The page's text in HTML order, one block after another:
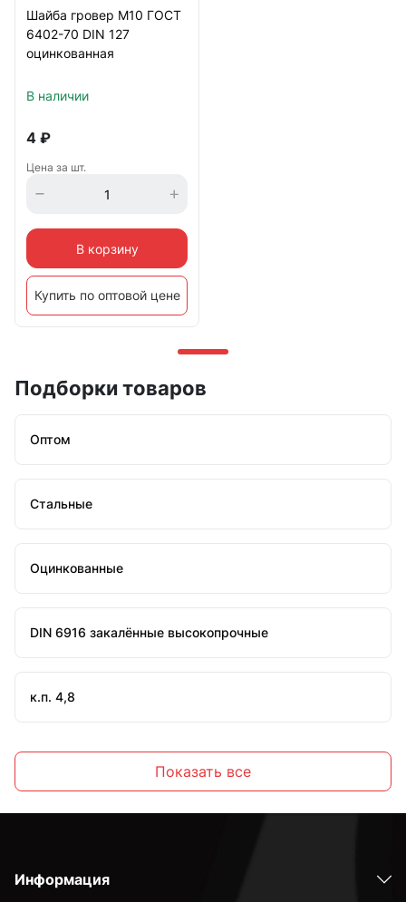
Шайба гровер М10 ГОСТ
6402-70 DIN 127
оцинкованная
В наличии
4 ₽
Цена за шт.
В корзину
Купить по оптовой цене
Подборки товаров
Оптом
Стальные
Оцинкованные
DIN 6916 закалённые высокопрочные
к.п. 4,8
М3
Показать все
Информация